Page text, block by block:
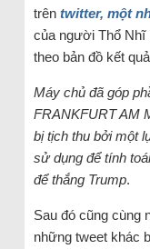
trên twitter, một
của người Thổ Nhĩ
theo bản đồ kết
Máy chủ đã góp
FRANKFURT AM
bị tịch thu bởi một
sử dụng để tính
để thắng Trump.
Sau đó cũng cùng
những tweet khác